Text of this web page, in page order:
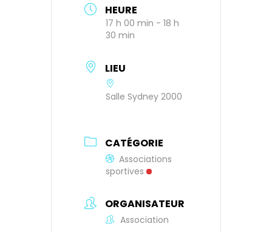
HEURE
17 h 00 min - 18 h
30 min
LIEU
Salle Sydney 2000
CATÉGORIE
Associations
sportives
ORGANISATEUR
Association